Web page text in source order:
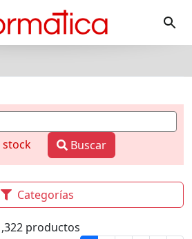
stock Buscar
Categorías
productos